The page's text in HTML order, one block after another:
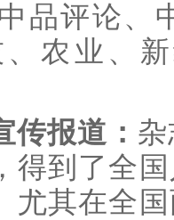
品评论、
农业、
传报道：
得到了全
尤其在全